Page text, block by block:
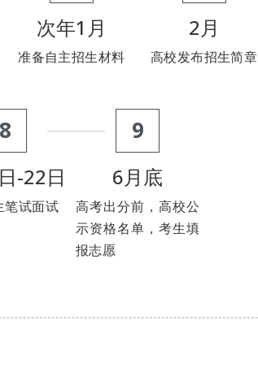
次年1月
准备自主招生材料
2月
高校发布招生简章
8
-22日
笔试面试
9
6月底
高考出分前，高校公
示资格名单，考生填
报志愿